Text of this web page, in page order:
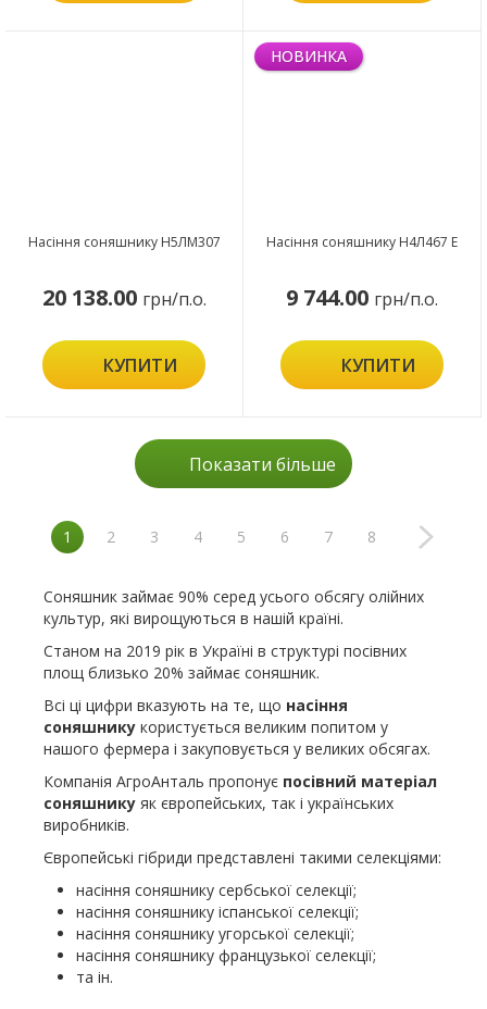
Насіння соняшнику Н5ЛМ307
20 138.00 грн/п.о.
КУПИТИ
НОВИНКА
Насіння соняшнику Н4Л467 Е
9 744.00 грн/п.о.
КУПИТИ
Показати більше
1 2 3 4 5 6 7 8
Соняшник займає 90% серед усього обсягу олійних
культур, які вирощуються в нашій країні.
Станом на 2019 рік в Україні в структурі посівних
площ близько 20% займає соняшник.
Всі ці цифри вказують на те, що насіння
соняшнику користується великим попитом у
нашого фермера і закуповується у великих обсягах.
Компанія АгроАнталь пропонує посівний матеріал
соняшнику як європейських, так і українських
виробників.
Європейські гібриди представлені такими селекціями:
насіння соняшнику сербської селекції;
насіння соняшнику іспанської селекції;
насіння соняшнику угорської селекції;
насіння соняшнику французької селекції;
та ін.